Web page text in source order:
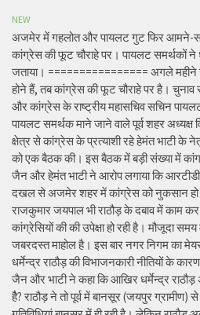
NEW
अजमेर में गहलोत और पायलट गुट फिर आमने-
कांग्रेस की फूट चौराहे पर। पायलट समर्थकों ने
जताया। ================ अगले
होने हैं, तब कांग्रेस की फूट चौराहे पर है। चुनाव
और कांग्रेस के राष्ट्रीय महासचिव सचिन
पायलट समर्थक माने जाने वाले पूर्व शहर अध्यक्ष
क्षेत्र से कांग्रेस के प्रत्याशी रहे हेमंत भाटी के
को एक बैठक की। इस बैठक में बड़ी संख्या में
जैन और हेमंत भाटी ने आरोप लगाया कि
दखल से अजमेर शहर में कांग्रेस को नुकसान हो
राजकुमार जयपाल भी राठौड़ के दबाव में काम
कांग्रेसियों की की उपेक्षा हो रही है। मौजूदा
जबरदस्त माहोल है। इस बार नगर निगम का
धर्मेन्द्र राठौड़ की विभाजनकारी नीतियों के
जैन और भाटी ने कहा कि आखिर धर्मेन्द्र
हैै? राठौड़ ने तो पूर्व में बानसूर (जयपुर